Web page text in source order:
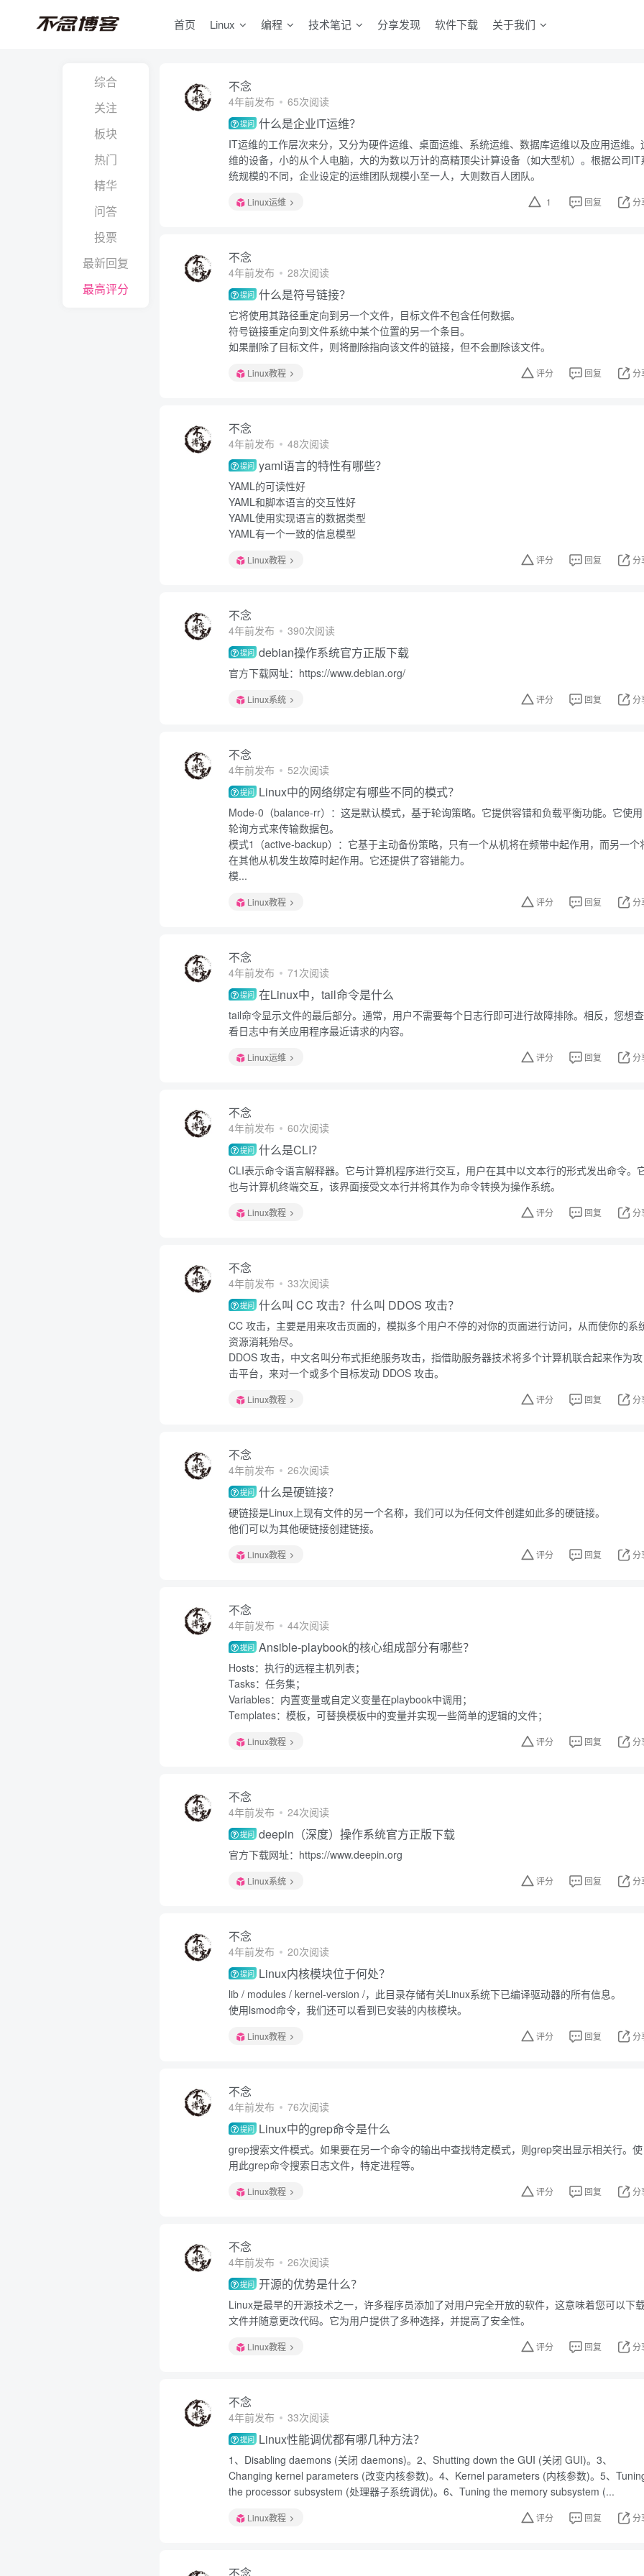
首页 Linux 编程 技术笔记 分享发现 软件下载 关于我们
综合
关注
板块
热门
精华
问答
投票
最新回复
最高评分
不念
4年前发布 65次阅读
提问 什么是企业IT运维？
IT运维的工作层次来分，又分为硬件运维、桌面运维、系统运维、数据库运维以及应用运维。
维的设备，小的从个人电脑，大的为数以万计的高精顶尖计算设备（如大型机）。根据公司IT
统规模的不同，企业设定的运维团队规模小至一人，大则数百人团队。
Linux运维 1 回复 分
不念
4年前发布 28次阅读
提问 什么是符号链接？
它将使用其路径重定向到另一个文件，目标文件不包含任何数据。
符号链接重定向到文件系统中某个位置的另一个条目。
如果删除了目标文件，则将删除指向该文件的链接，但不会删除该文件。
Linux教程 评分 回复 分
不念
4年前发布 48次阅读
提问 yaml语言的特性有哪些？
YAML的可读性好
YAML和脚本语言的交互性好
YAML使用实现语言的数据类型
YAML有一个一致的信息模型
Linux教程 评分 回复 分
不念
4年前发布 390次阅读
提问 debian操作系统官方正版下载
官方下载网址：https://www.debian.org/
Linux系统 评分 回复 分
不念
4年前发布 52次阅读
提问 Linux中的网络绑定有哪些不同的模式？
Mode-0（balance-rr）：这是默认模式，基于轮询策略。它提供容错和负载平衡功能。它使用
轮询方式来传输数据包。
模式1（active-backup）：它基于主动备份策略，只有一个从机将在频带中起作用，而另一个
在其他从机发生故障时起作用。它还提供了容错能力。
模...
Linux教程 评分 回复 分
不念
4年前发布 71次阅读
提问 在Linux中，tail命令是什么
tail命令显示文件的最后部分。通常，用户不需要每个日志行即可进行故障排除。相反，您想查
看日志中有关应用程序最近请求的内容。
Linux运维 评分 回复 分
不念
4年前发布 60次阅读
提问 什么是CLI？
CLI表示命令语言解释器。它与计算机程序进行交互，用户在其中以文本行的形式发出命令。
也与计算机终端交互，该界面接受文本行并将其作为命令转换为操作系统。
Linux教程 评分 回复 分
不念
4年前发布 33次阅读
提问 什么叫 CC 攻击？什么叫 DDOS 攻击？
CC 攻击，主要是用来攻击页面的，模拟多个用户不停的对你的页面进行访问，从而使你的系
资源消耗殆尽。
DDOS 攻击，中文名叫分布式拒绝服务攻击，指借助服务器技术将多个计算机联合起来作为攻
击平台，来对一个或多个目标发动 DDOS 攻击。
Linux教程 评分 回复 分
不念
4年前发布 26次阅读
提问 什么是硬链接？
硬链接是Linux上现有文件的另一个名称，我们可以为任何文件创建如此多的硬链接。
他们可以为其他硬链接创建链接。
Linux教程 评分 回复 分
不念
4年前发布 44次阅读
提问 Ansible-playbook的核心组成部分有哪些？
Hosts：执行的远程主机列表；
Tasks：任务集；
Variables：内置变量或自定义变量在playbook中调用；
Templates：模板，可替换模板中的变量并实现一些简单的逻辑的文件；
Linux教程 评分 回复 分
不念
4年前发布 24次阅读
提问 deepin（深度）操作系统官方正版下载
官方下载网址：https://www.deepin.org
Linux系统 评分 回复 分
不念
4年前发布 20次阅读
提问 Linux内核模块位于何处？
lib / modules / kernel-version /，此目录存储有关Linux系统下已编译驱动器的所有信息。
使用lsmod命令，我们还可以看到已安装的内核模块。
Linux教程 评分 回复 分
不念
4年前发布 76次阅读
提问 Linux中的grep命令是什么
grep搜索文件模式。如果要在另一个命令的输出中查找特定模式，则grep突出显示相关行。使
用此grep命令搜索日志文件，特定进程等。
Linux教程 评分 回复 分
不念
4年前发布 26次阅读
提问 开源的优势是什么？
Linux是最早的开源技术之一，许多程序员添加了对用户完全开放的软件，这意味着您可以下
文件并随意更改代码。它为用户提供了多种选择，并提高了安全性。
Linux教程 评分 回复 分
不念
4年前发布 33次阅读
提问 Linux性能调优都有哪几种方法？
1、Disabling daemons (关闭 daemons)。2、Shutting down the GUI (关闭 GUI)。3、
Changing kernel parameters (改变内核参数)。4、Kernel parameters (内核参数)。5、
the processor subsystem (处理器子系统调优)。6、Tuning the memory subsystem (...
Linux教程 评分 回复 分
不念